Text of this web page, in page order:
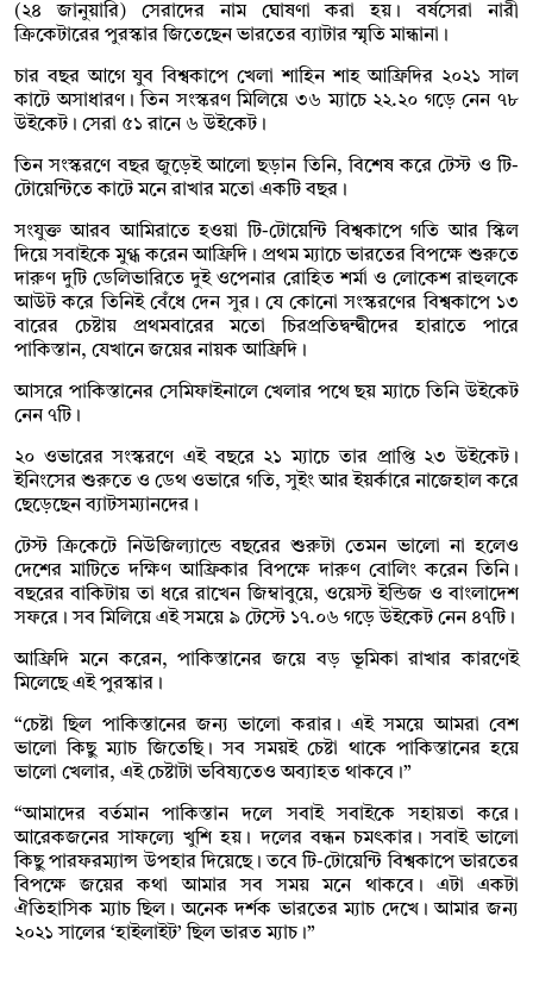
(২৪ জানুয়ারি) সেরাদের নাম ঘোষণা করা হয়। বর্ষসেরা নারী
ক্রিকেটারের পুরস্কার জিতেছেন ভারতের ব‍্যাটার স্মৃতি মান্ধানা।
চার বছর আগে যুব বিশ্বকাপে খেলা শাহিন শাহ আফ্রিদির ২০২১ সাল
কাটে অসাধারণ। তিন সংস্করণ মিলিয়ে ৩৬ ম‍্যাচে ২২.২০ গড়ে নেন ৭৮
উইকেট। সেরা ৫১ রানে ৬ উইকেট।
তিন সংস্করণে বছর জুড়েই আলো ছড়ান তিনি, বিশেষ করে টেস্ট ও টি-
টোয়েন্টিতে কাটে মনে রাখার মতো একটি বছর।
সংযুক্ত আরব আমিরাতে হওয়া টি-টোয়েন্টি বিশ্বকাপে গতি আর স্কিল
দিয়ে সবাইকে মুগ্ধ করেন আফ্রিদি। প্রথম ম্যাচে ভারতের বিপক্ষে শুরুতে
দারুণ দুটি ডেলিভারিতে দুই ওপেনার রোহিত শর্মা ও লোকেশ রাহুলকে
আউট করে তিনিই বেঁধে দেন সুর। যে কোনো সংস্করণের বিশ্বকাপে ১৩
বারের চেষ্টায় প্রথমবারের মতো চিরপ্রতিদ্বন্দ্বীদের হারাতে পারে
পাকিস্তান, যেখানে জয়ের নায়ক আফ্রিদি।
আসরে পাকিস্তানের সেমিফাইনালে খেলার পথে ছয় ম্যাচে তিনি উইকেট
নেন ৭টি।
২০ ওভারের সংস্করণে এই বছরে ২১ ম্যাচে তার প্রাপ্তি ২৩ উইকেট।
ইনিংসের শুরুতে ও ডেথ ওভারে গতি, সুইং আর ইয়র্কারে নাজেহাল করে
ছেড়েছেন ব্যাটসম্যানদের।
টেস্ট ক্রিকেটে নিউজিল্যান্ডে বছরের শুরুটা তেমন ভালো না হলেও
দেশের মাটিতে দক্ষিণ আফ্রিকার বিপক্ষে দারুণ বোলিং করেন তিনি।
বছরের বাকিটায় তা ধরে রাখেন জিম্বাবুয়ে, ওয়েস্ট ইন্ডিজ ও বাংলাদেশ
সফরে। সব মিলিয়ে এই সময়ে ৯ টেস্টে ১৭.০৬ গড়ে উইকেট নেন ৪৭টি।
আফ্রিদি মনে করেন, পাকিস্তানের জয়ে বড় ভূমিকা রাখার কারণেই
মিলেছে এই পুরস্কার।
“চেষ্টা ছিল পাকিস্তানের জন‍্য ভালো করার। এই সময়ে আমরা বেশ
ভালো কিছু ম‍্যাচ জিতেছি। সব সময়ই চেষ্টা থাকে পাকিস্তানের হয়ে
ভালো খেলার, এই চেষ্টাটা ভবিষ‍্যতেও অব‍্যাহত থাকবে।”
“আমাদের বর্তমান পাকিস্তান দলে সবাই সবাইকে সহায়তা করে।
আরেকজনের সাফল‍্যে খুশি হয়। দলের বন্ধন চমৎকার। সবাই ভালো
কিছু পারফরম‍্যান্স উপহার দিয়েছে। তবে টি-টোয়েন্টি বিশ্বকাপে ভারতের
বিপক্ষে জয়ের কথা আমার সব সময় মনে থাকবে। এটা একটা
ঐতিহাসিক ম‍্যাচ ছিল। অনেক দর্শক ভারতের ম‍্যাচ দেখে। আমার জন‍্য
২০২১ সালের ‘হাইলাইট’ ছিল ভারত ম‍্যাচ।”